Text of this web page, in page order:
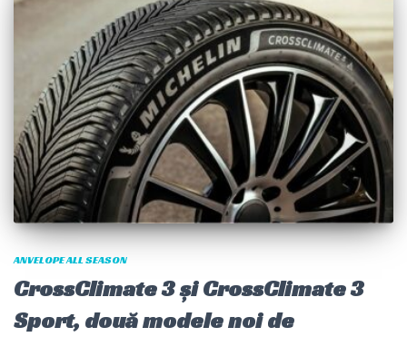
ANVELOPE ALL SEASON
CrossClimate 3 și CrossClimate 3
Sport, două modele noi de